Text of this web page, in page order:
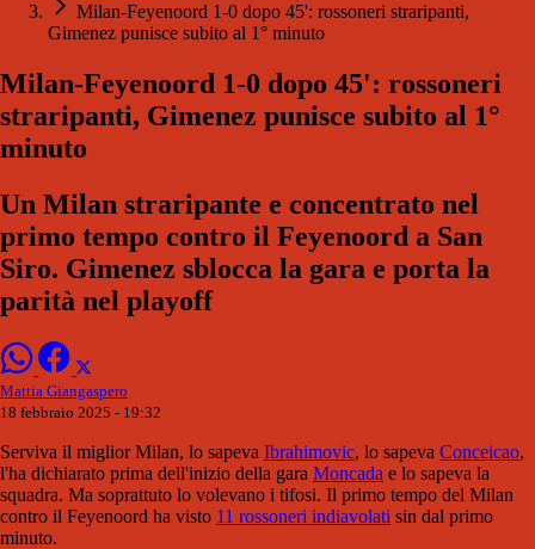
Milan-Feyenoord 1-0 dopo 45': rossoneri straripanti,
Gimenez punisce subito al 1° minuto
Milan-Feyenoord 1-0 dopo 45': rossoneri
straripanti, Gimenez punisce subito al 1°
minuto
Un Milan straripante e concentrato nel
primo tempo contro il Feyenoord a San
Siro. Gimenez sblocca la gara e porta la
parità nel playoff
Mattia Giangaspero
18 febbraio 2025 - 19:32
Serviva il miglior Milan, lo sapeva Ibrahimovic, lo sapeva Conceicao,
l'ha dichiarato prima dell'inizio della gara Moncada e lo sapeva la
squadra. Ma soprattuto lo volevano i tifosi. Il primo tempo del Milan
contro il Feyenoord ha visto 11 rossoneri indiavolati sin dal primo
minuto.